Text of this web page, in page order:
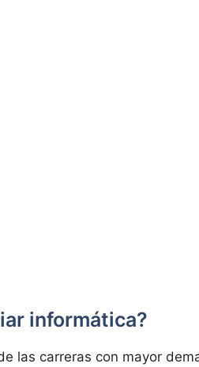
informática?
las carreras con mayor